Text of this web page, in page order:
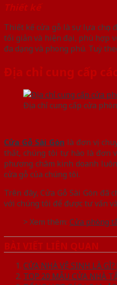
Thiết kế
Thiết kế cửa gỗ là sự lựa
tối giản và hiện đại, phù hợp
đa dạng và phong phú. Tuỳ
Địa chỉ cung cấp
Địa chỉ cung cấp cửa
Cửa Gỗ Sài Gòn là đơn vị
thất, chúng tôi tự hào là đơn
phương châm kinh doanh
cửa gỗ của chúng tôi.
Trên đây, Cửa Gỗ Sài Gòn đã
với chúng tôi để được tư vấn
> Xem thêm: Cửa phòng
BÀI VIẾT LIÊN QUAN
CỬA NHÀ VỆ SINH LÀ
TOP 20 MẪU CỬA NHÀ